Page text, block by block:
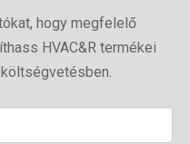
hogy megfelelő
HVAC&R termékei